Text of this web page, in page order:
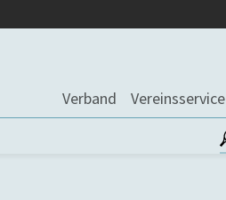
Verband Vereinsservice